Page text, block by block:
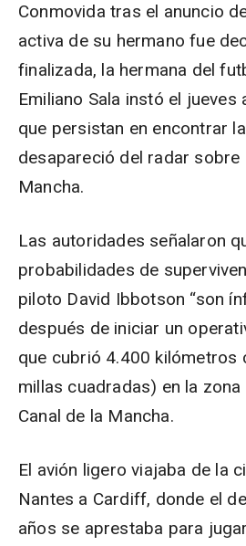
Conmovida tras el anuncio
activa de su hermano fue
finalizada, la hermana del
Emiliano Sala instó el jueves
que persistan en encontrar
desapareció del radar sobre
Mancha.
Las autoridades señalaron
probabilidades de
piloto David Ibbotson “son
después de iniciar un
que cubrió 4.400 kilómetros
millas cuadradas) en la
Canal de la Mancha.
El avión ligero viajaba de la
Nantes a Cardiff, donde el
años se aprestaba para